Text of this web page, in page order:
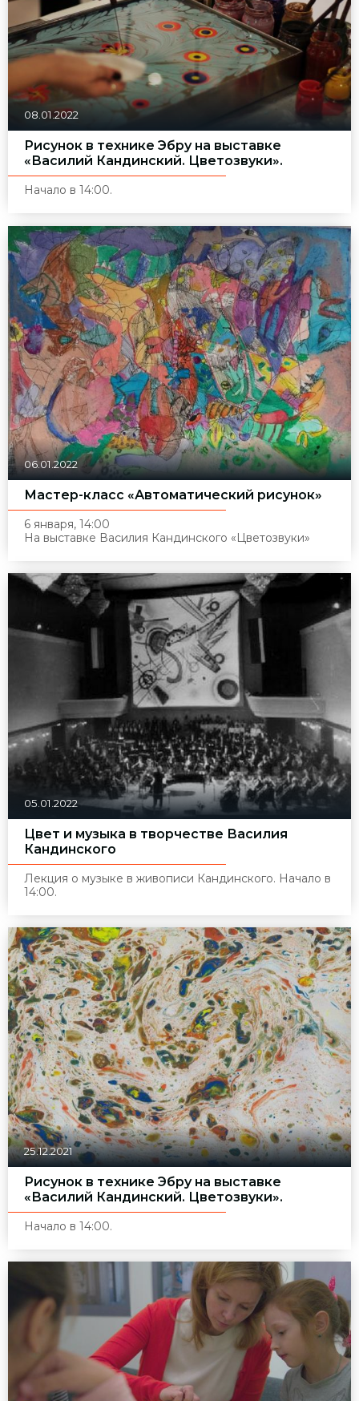
08.01.2022
Рисунок в технике Эбру на выставке
«Василий Кандинский. Цветозвуки».
Начало в 14:00.
06.01.2022
Мастер-класс «Автоматический рисунок»
6 января, 14:00
На выставке Василия Кандинского « Цветозвуки»
05.01.2022
Цвет и музыка в творчестве Василия
Кандинского
Лекция о музыке в живописи Кандинского. Начало в
14:00.
25.12.2021
Рисунок в технике Эбру на выставке
«Василий Кандинский. Цветозвуки».
Начало в 14:00.